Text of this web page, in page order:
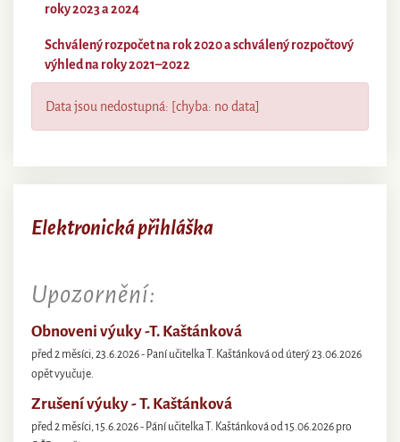
roky 2023 a 2024
Schválený rozpočet na rok 2020 a schválený rozpočtový
výhled na roky 2021–2022
Data jsou nedostupná: [chyba: no data]
Elektronická přihláška
Upozornění:
Obnoveni výuky -T. Kaštánková
před 2 měsíci, 23.6.2026 - Paní učitelka T. Kaštánková od úterý 23.06.2026
opět vyučuje.
Zrušení výuky - T. Kaštánková
před 2 měsíci, 15.6.2026 - Pání učitelka T. Kaštánková od 15.06.2026 pro